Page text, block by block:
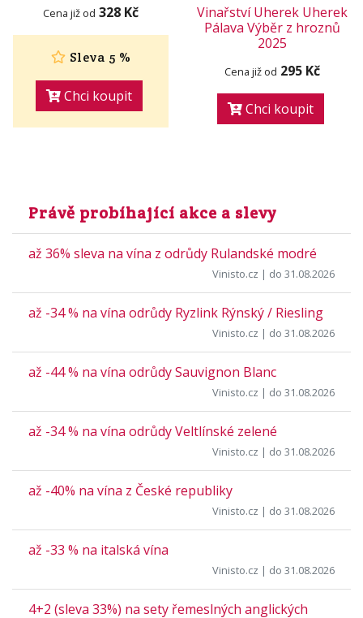
Cena již od 328 Kč
Sleva 5 %
Chci koupit
Vinařství Uherek Uherek
Pálava Výběr z hroznů
2025
Cena již od 295 Kč
Chci koupit
Právě probíhající akce a slevy
až 36% sleva na vína z odrůdy Rulandské modré
Vinisto.cz | do 31.08.2026
až -34 % na vína odrůdy Ryzlink Rýnský / Riesling
Vinisto.cz | do 31.08.2026
až -44 % na vína odrůdy Sauvignon Blanc
Vinisto.cz | do 31.08.2026
až -34 % na vína odrůdy Veltlínské zelené
Vinisto.cz | do 31.08.2026
až -40% na vína z České republiky
Vinisto.cz | do 31.08.2026
až -33 % na italská vína
Vinisto.cz | do 31.08.2026
4+2 (sleva 33%) na sety řemeslných anglických